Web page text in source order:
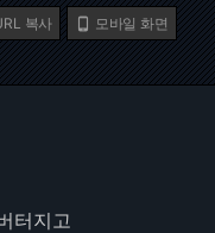
복사  모바일 화면
터지고